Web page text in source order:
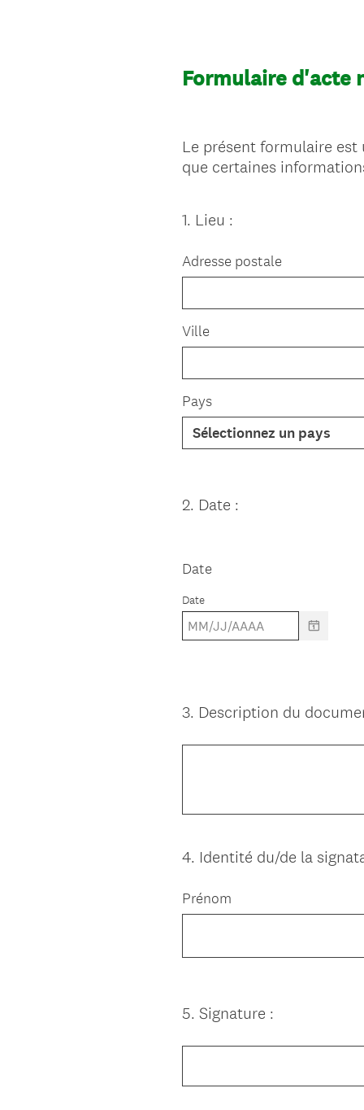
Formulaire d'acte
Le présent formulaire
que certaines
Question
1. Lieu :
Adresse postale
Ville
Pays
Question
2. Date :
Date
Date
Question
3. Description du
Question
4. Identité du/de la
Prénom
Question
5. Signature :